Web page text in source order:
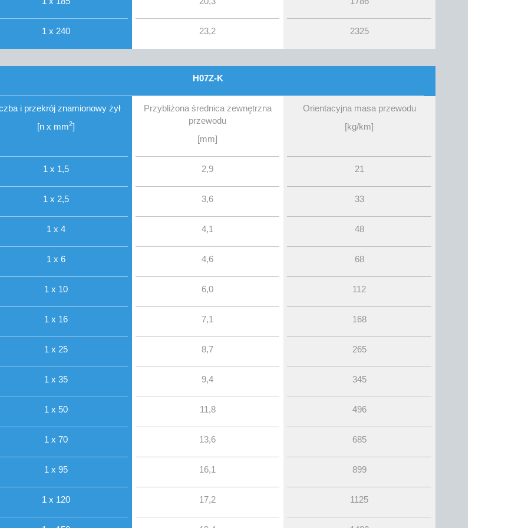
1 x 240 23,2 2325
H07Z-K
i przekrój znamionowy żył
[n x mm2]
Przybliżona średnica zewnętrzna
przewodu
[mm]
Orientacyjna masa przewodu
[kg/km]
1 x 1,5 2,9 21
1 x 2,5 3,6 33
1 x 4 4,1 48
1 x 6 4,6 68
1 x 10 6,0 112
1 x 16 7,1 168
1 x 25 8,7 265
1 x 35 9,4 345
1 x 50 11,8 496
1 x 70 13,6 685
1 x 95 16,1 899
1 x 120 17,2 1125